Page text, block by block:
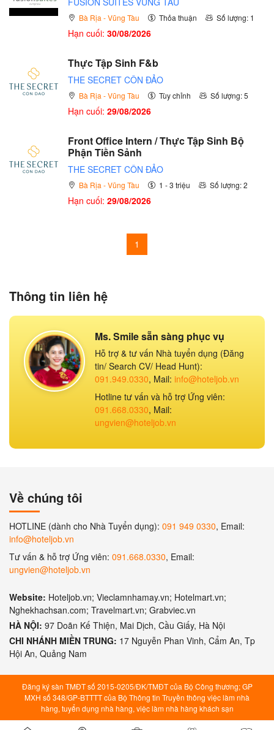
Bà Rịa - Vũng Tàu Thỏa thuận Số lượng: 1
Hạn cuối: 30/08/2026
Thực Tập Sinh F&b
THE SECRET CÔN ĐẢO
Bà Rịa - Vũng Tàu Tùy chỉnh Số lượng: 5
Hạn cuối: 29/08/2026
Front Office Intern / Thực Tập Sinh Bộ
Phận Tiền Sảnh
THE SECRET CÔN ĐẢO
Bà Rịa - Vũng Tàu 1 - 3 triệu Số lượng: 2
Hạn cuối: 29/08/2026
1
Thông tin liên hệ
Ms. Smile sẵn sàng phục vụ
Hỗ trợ & tư vấn Nhà tuyển dụng (Đăng
tin/ Search CV/ Head Hunt):
091.949.0330, Mail: info@hoteljob.vn
Hotline tư vấn và hỗ trợ Ứng viên:
091.668.0330, Mail:
ungvien@hoteljob.vn
Về chúng tôi
HOTLINE (dành cho Nhà Tuyển dụng): 091 949 0330, Email:
info@hoteljob.vn
Tư vấn & hỗ trợ Ứng viên: 091.668.0330, Email:
ungvien@hoteljob.vn
Website: Hoteljob.vn; Vieclamnhamay.vn; Hotelmart.vn;
Nghekhachsan.com; Travelmart.vn; Grabviec.vn
HÀ NỘI: 97 Doãn Kế Thiện, Mai Dịch, Cầu Giấy, Hà Nội
CHI NHÁNH MIỀN TRUNG: 17 Nguyễn Phan Vinh, Cẩm An, Tp
Hội An, Quảng Nam
Đăng ký sàn TMĐT số 2015-0205/ĐK/TMĐT của Bộ Công thương; GP
MXH số 348/GP-BTTTT của Bộ Thông tin Truyền thông việc làm nhà
hàng, tuyển dụng nhà hàng, việc làm nhà hàng khách sạn